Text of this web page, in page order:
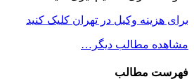
برای هزینه وکیل در تهران کلیک کنید
مشاهده مطالب دیگر…
فهرست مطالب